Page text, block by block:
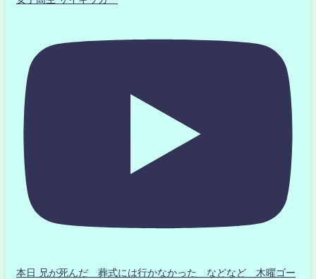
本日 兄が死んだ 葬式には行かなかった などなど 木曜ゴー